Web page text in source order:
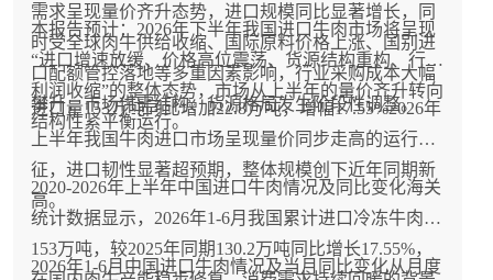
需求呈现量价齐升态势，进口规模同比显著增长，同
时受全球肉牛供给收缩、国际原料价格上涨、国别进
口配额管控落地等多重因素影响，行业采购成本大幅
攀升，市场供需结构、货源格局发生阶段性调整。
本报告预计：2026年下半年我国进口牛肉市场将呈现
“进口增速放缓、价格高位震荡、货源结构重构、行业
利润收缩”的整体态势，市场从上半年的量价齐升转向
结构性紧平衡运行。
进口量153万吨同比增加22.8万吨，增幅17.55%2026年
上半年我国牛肉进口市场呈现量价同步走高的运行特
征，进口韧性显著超预期，整体规模创下近年同期新
高。
2020-2026年上半年中国进口牛肉情况及同比变化海关
统计数据显示，2026年1-6月我国累计进口冷冻牛肉
153万吨，较2025年同期130.2万吨同比增长17.55%，
2026年1-6月中国进口牛肉情况及当月同比变化从月度